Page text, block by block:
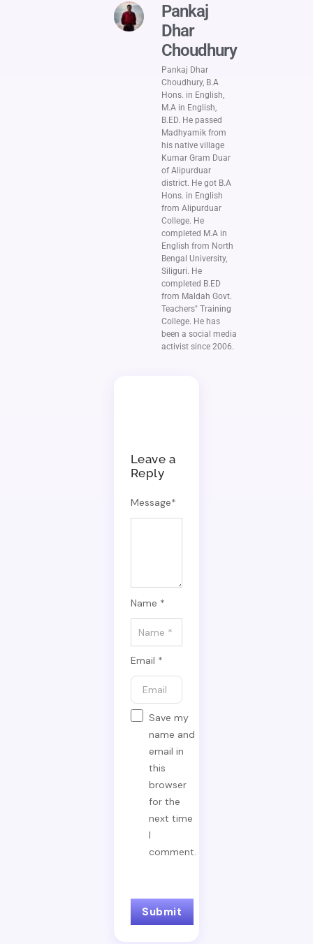
Pankaj
Dhar
Choudhury
Pankaj Dhar
Choudhury, B.A
Hons. in English,
M.A in English,
B.ED. He passed
Madhyamik from
his native village
Kumar Gram Duar
of Alipurduar
district. He got B.A
Hons. in English
from Alipurduar
College. He
completed M.A in
English from North
Bengal University,
Siliguri. He
completed B.ED
from Maldah Govt.
Teachers" Training
College. He has
been a social media
activist since 2006.
Leave a
Reply
Message*
Name *
Email *
Save my
name and
email in
this
browser
for the
next time
I
comment.